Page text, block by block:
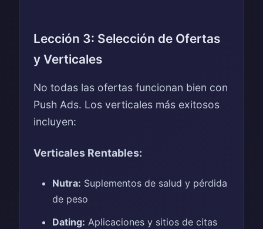
Lección 3: Selección de Ofertas
y Verticales
No todas las ofertas funcionan bien con
Push Ads. Los verticales más exitosos
incluyen:
Verticales Rentables:
Nutra: Suplementos de salud y pérdida
de peso
Dating: Aplicaciones y sitios de citas